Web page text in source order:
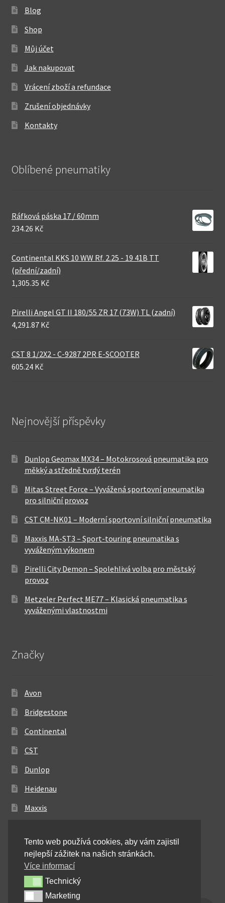
Blog
Shop
Můj účet
Jak nakupovat
Vrácení zboží a refundace
Zrušení objednávky
Kontakty
Oblíbené pneumatiky
Ráfková páska 17 / 60mm
234.26 Kč
Continental KKS 10 WW Rf. 2.25 - 19 41B TT
(přední/zadní)
1,305.35 Kč
Pirelli Angel GT II 180/55 ZR 17 (73W) TL (zadní)
4,291.87 Kč
CST 8 1/2X2 - C-9287 2PR E-SCOOTER
605.24 Kč
Nejnovější příspěvky
Dunlop Geomax MX34 – Motokrosová pneumatika pro
měkký a středně tvrdý terén
Mitas Street Force – Vyvážená sportovní pneumatika
pro silniční provoz
CST CM-NK01 – Moderní sportovní silniční pneumatika
Maxxis MA-ST3 – Sport-touring pneumatika s
vyváženým výkonem
Pirelli City Demon – Spolehlivá volba pro městský
provoz
Metzeler Perfect ME77 – Klasická pneumatika s
vyváženými vlastnostmi
Značky
Avon
Bridgestone
Continental
CST
Dunlop
Heidenau
Maxxis
Michelin
Mitas
Pirelli
Tento web používá cookies, aby vám zajistil
nejlepší zážitek na našich stránkách.
Více informací
TechnickýTechnický
MarketingMarketing